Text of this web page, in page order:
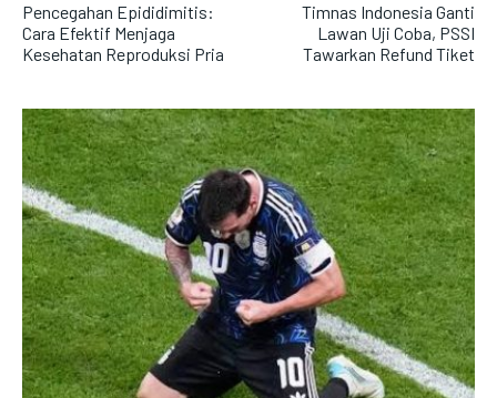
Pencegahan Epididimitis:
Cara Efektif Menjaga
Kesehatan Reproduksi Pria
Timnas Indonesia Ganti
Lawan Uji Coba, PSSI
Tawarkan Refund Tiket